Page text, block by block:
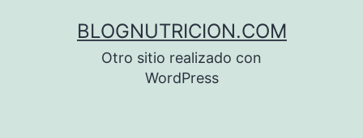
BLOGNUTRICION.COM
Otro sitio realizado con
WordPress